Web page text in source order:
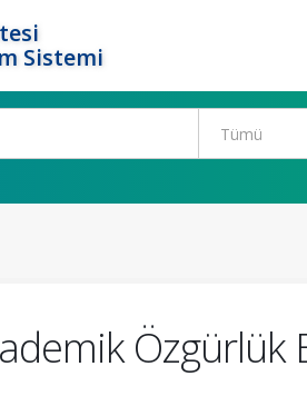
Sistemi
Özgürlük